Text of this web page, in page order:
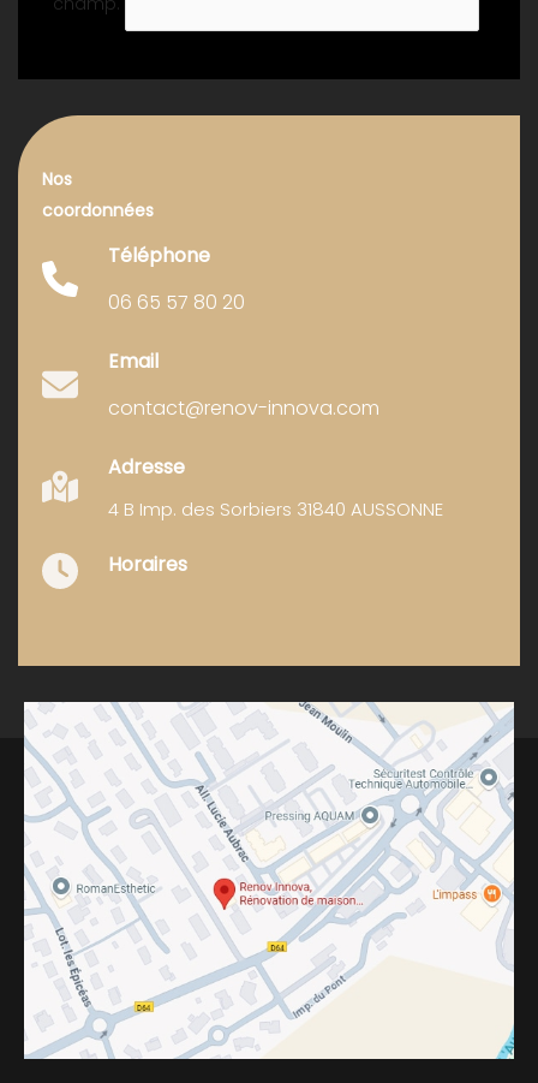
Nos
coordonnées
Téléphone
06 65 57 80 20
Email
contact@renov-innova.com
Adresse
4 B Imp. des Sorbiers 31840 AUSSONNE
Horaires